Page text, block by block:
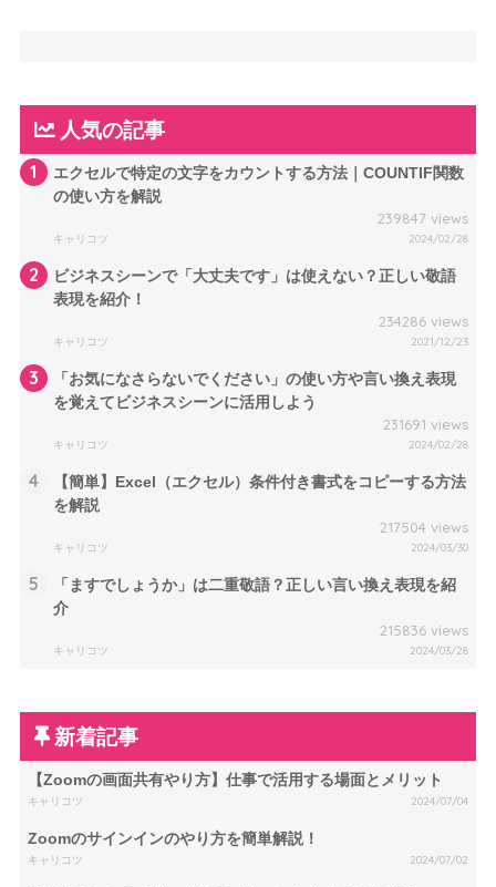
人気の記事
1
エクセルで特定の文字をカウントする方法｜COUNTIF関数
の使い方を解説
239847 views
キャリコツ 2024/02/28
2
ビジネスシーンで「大丈夫です」は使えない？正しい敬語
表現を紹介！
234286 views
キャリコツ 2021/12/23
3
「お気になさらないでください」の使い方や言い換え表現
を覚えてビジネスシーンに活用しよう
231691 views
キャリコツ 2024/02/28
4
【簡単】Excel（エクセル）条件付き書式をコピーする方法
を解説
217504 views
キャリコツ 2024/03/30
5
「ますでしょうか」は二重敬語？正しい言い換え表現を紹
介
215836 views
キャリコツ 2024/03/28
新着記事
【Zoomの画面共有やり方】仕事で活用する場面とメリット
キャリコツ 2024/07/04
Zoomのサインインのやり方を簡単解説！
キャリコツ 2024/07/02